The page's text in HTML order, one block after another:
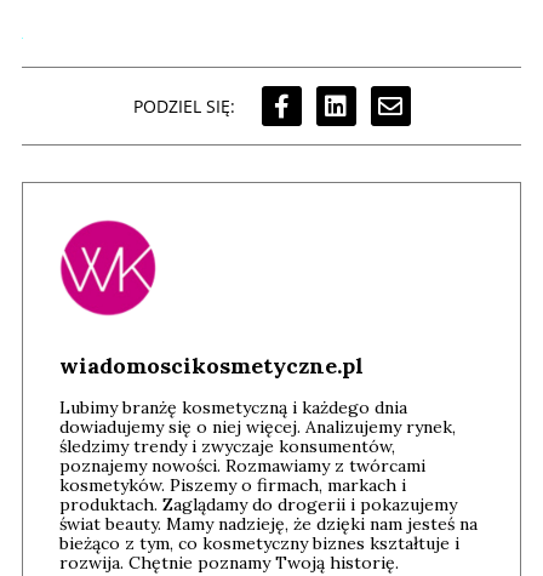
PODZIEL SIĘ:
wiadomoscikosmetyczne.pl
Lubimy branżę kosmetyczną i każdego dnia
dowiadujemy się o niej więcej. Analizujemy rynek,
śledzimy trendy i zwyczaje konsumentów,
poznajemy nowości. Rozmawiamy z twórcami
kosmetyków. Piszemy o firmach, markach i
produktach. Zaglądamy do drogerii i pokazujemy
świat beauty. Mamy nadzieję, że dzięki nam jesteś na
bieżąco z tym, co kosmetyczny biznes kształtuje i
rozwija. Chętnie poznamy Twoją historię.